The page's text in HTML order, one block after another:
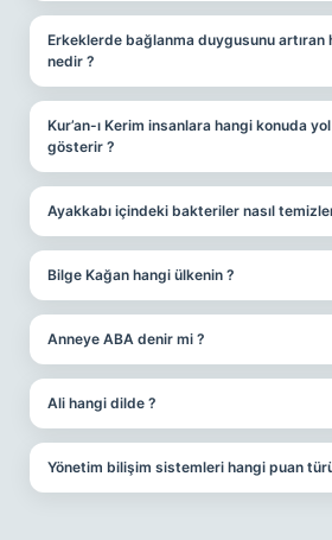
Erkeklerde bağlanma duygusunu artıran
nedir ?
Kur’an-ı Kerim insanlara hangi konuda yol
gösterir ?
Ayakkabı içindeki bakteriler nasıl
Bilge Kağan hangi ülkenin ?
Anneye ABA denir mi ?
Ali hangi dilde ?
Yönetim bilişim sistemleri hangi puan